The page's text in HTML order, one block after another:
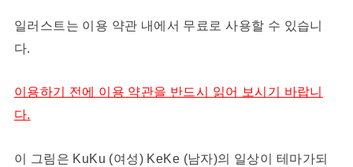
일러스트는 이용 약관 내에서 무료로 사용할 수 있습니
다.
이용하기 전에 이용 약관을 반드시 읽어 보시기 바랍니
다.
이 그림은 KuKu (여성) KeKe (남자)의 일상이 테마가되